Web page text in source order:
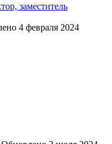
заместитель
4 февраля 2024